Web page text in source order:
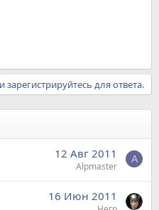
зарегистрируйтесь для ответа.
12 Авг 2011
Alpmaster
A
16 Июн 2011